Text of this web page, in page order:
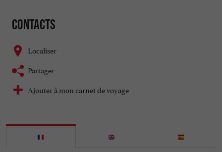
Contacts
Localiser
Partager
Ajouter à mon carnet de voyage